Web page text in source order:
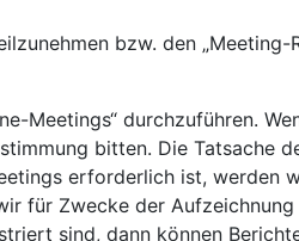
bzw. den
Meetings“ durchzuführen.
bitten. Die Tatsache
erforderlich ist,
für Zwecke der
sind, dann können